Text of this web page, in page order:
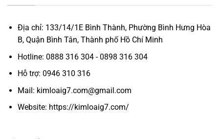
Địa chỉ: 133/14/1E Bình Thành, Phường Bình Hưng Hòa
B, Quận Bình Tân, Thành phố Hồ Chí Minh
Hotline: 0888 316 304 - 0898 316 304
Hỗ trợ: 0946 310 316
Mail: kimloaig7.com@gmail.com
Website: https://kimloaig7.com/